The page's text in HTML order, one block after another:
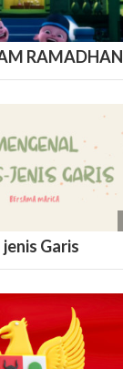
RAMADHAN
Garis